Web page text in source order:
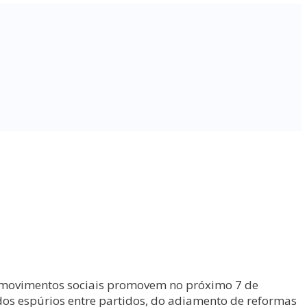
sociais promovem no próximo 7 de
espúrios entre partidos, do adiamento de reformas